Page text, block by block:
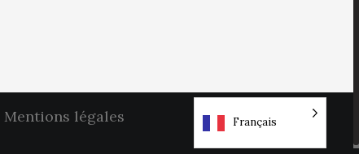
Mentions légales Français